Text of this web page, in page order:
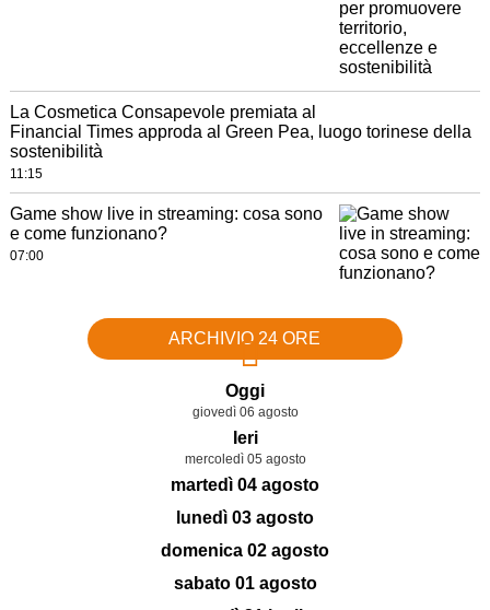
La Cosmetica Consapevole premiata al
Financial Times approda al Green Pea, luogo torinese della
sostenibilità
11:15
Game show live in streaming: cosa sono
e come funzionano?
07:00
ARCHIVIO 24 ORE
Oggi
giovedì 06 agosto
Ieri
mercoledì 05 agosto
martedì 04 agosto
lunedì 03 agosto
domenica 02 agosto
sabato 01 agosto